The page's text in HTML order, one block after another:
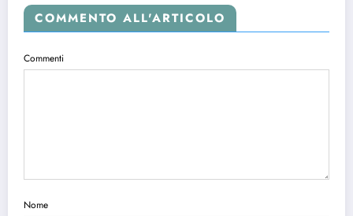
COMMENTO ALL'ARTICOLO
Commenti
Nome